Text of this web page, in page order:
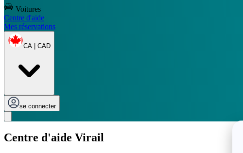
Voitures
Centre d'aide
Mes réservations
CA | CAD
se connecter
Centre d'aide Virail